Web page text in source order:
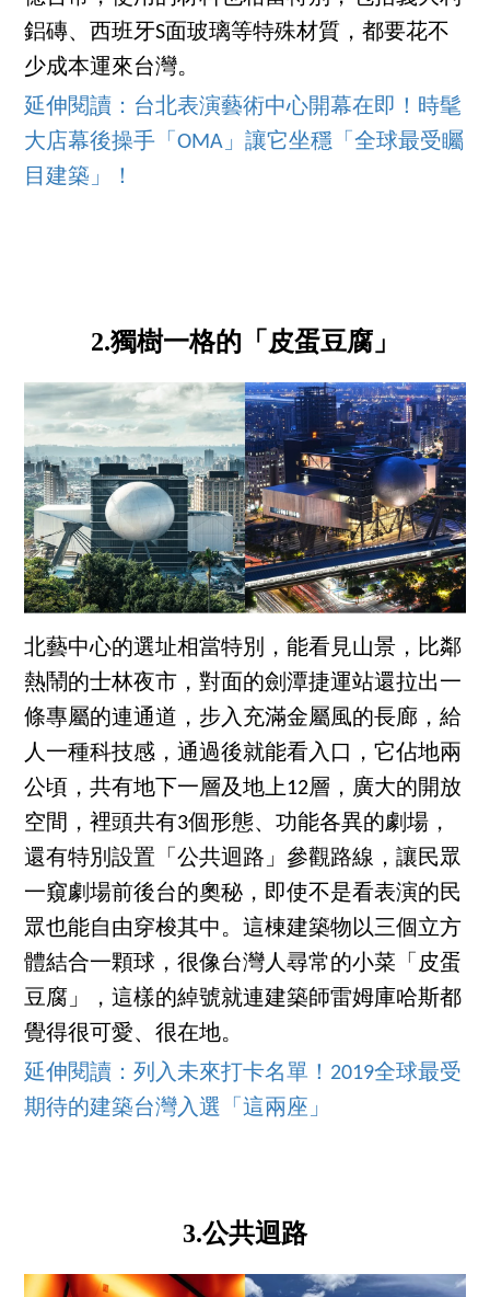
鋁磚、西班牙S面玻璃等特殊材質，都要花不
少成本運來台灣。
延伸閱讀：台北表演藝術中心開幕在即！時髦
大店幕後操手「OMA」讓它坐穩「全球最受矚
目建築」！
2.獨樹一格的「皮蛋豆腐」
北藝中心的選址相當特別，能看見山景，比鄰
熱鬧的士林夜市，對面的劍潭捷運站還拉出一
條專屬的連通道，步入充滿金屬風的長廊，給
人一種科技感，通過後就能看入口，它佔地兩
公頃，共有地下一層及地上12層，廣大的開放
空間，裡頭共有3個形態、功能各異的劇場，
還有特別設置「公共迴路」參觀路線，讓民眾
一窺劇場前後台的奧秘，即使不是看表演的民
眾也能自由穿梭其中。這棟建築物以三個立方
體結合一顆球，很像台灣人尋常的小菜「皮蛋
豆腐」，這樣的綽號就連建築師雷姆庫哈斯都
覺得很可愛、很在地。
延伸閱讀：列入未來打卡名單！2019全球最受
期待的建築台灣入選「這兩座」
3.公共迴路